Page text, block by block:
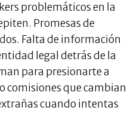
problemáticos en la
Promesas de
Falta de información
legal detrás de la
para presionarte a
comisiones que cambian
cuando intentas